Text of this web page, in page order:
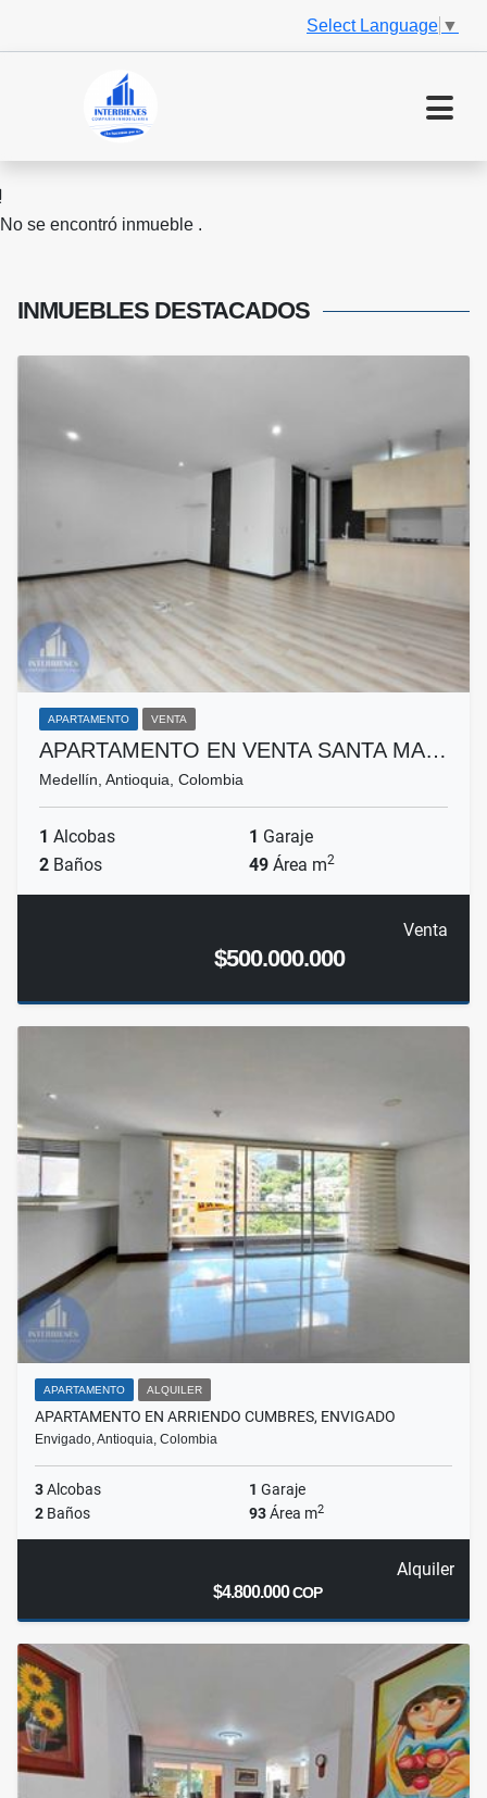
Select Language ▼
No se encontró inmueble .
INMUEBLES DESTACADOS
APARTAMENTO VENTA
APARTAMENTO EN VENTA SANTA MA…
Medellín, Antioquia, Colombia
1 Alcobas 1 Garaje
2 Baños 49 Área m2
Venta
$500.000.000
APARTAMENTO ALQUILER
APARTAMENTO EN ARRIENDO CUMBRES, ENVIGADO
Envigado, Antioquia, Colombia
3Alcobas 1 Garaje
2 Baños 93Área m2
Alquiler
$4.800.000COP